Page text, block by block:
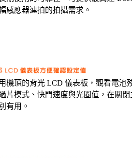
感應器連拍的拍攝需求。
機頂的背光 LCD 儀表板，觀看電池
片模式、快門速度與光圈值，在關
有用。